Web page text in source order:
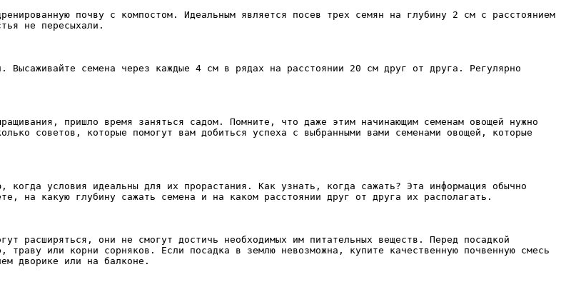
почву с компостом. Идеальным является посев трех семян на глубину 2 см с расстоянием
не пересыхали.
семена через каждые 4 см в рядах на расстоянии 20 см друг от друга. Регулярно
пришло время заняться садом. Помните, что даже этим начинающим семенам овощей нужно
советов, которые помогут вам добиться успеха с выбранными вами семенами овощей, которые
условия идеальны для их прорастания. Как узнать, когда сажать? Эта информация обычно
на какую глубину сажать семена и на каком расстоянии друг от друга их располагать.
расширяться, они не смогут достичь необходимых им питательных веществ. Перед посадкой
траву или корни сорняков. Если посадка в землю невозможна, купите качественную почвенную смесь
дворике или на балконе.